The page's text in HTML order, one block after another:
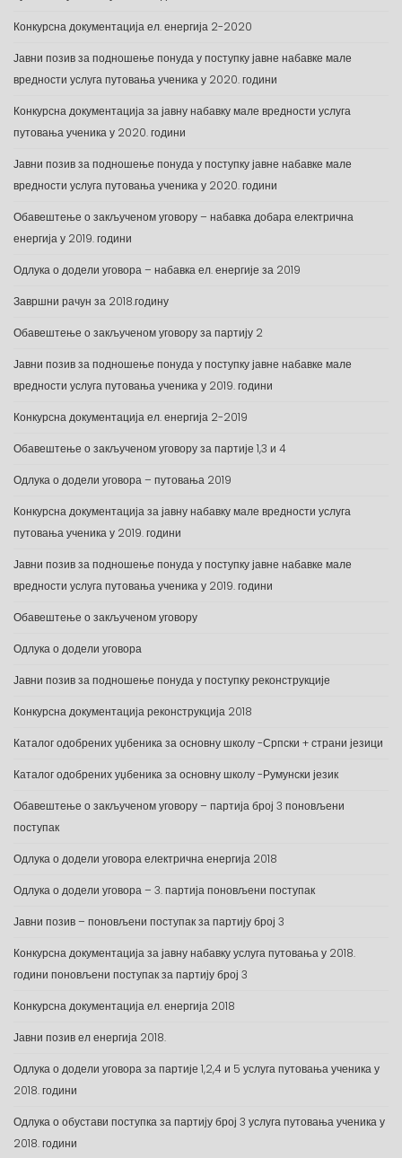
Конкурсна документација ел. енергија 2-2020
Јавни позив за подношење понуда у поступку јавне набавке мале
вредности услуга путовања ученика у 2020. години
Конкурсна документација за јавну набавку мале вредности услуга
путовања ученика у 2020. години
Јавни позив за подношење понуда у поступку јавне набавке мале
вредности услуга путовања ученика у 2020. години
Обавештење о закљученом уговору – набавка добара електрична
енергија у 2019. години
Одлука о додели уговора – набавка ел. енергије за 2019
Завршни рачун за 2018.годину
Обавештење о закљученом уговору за партију 2
Јавни позив за подношење понуда у поступку јавне набавке мале
вредности услуга путовања ученика у 2019. години
Конкурсна документација ел. енергија 2-2019
Обавештење о закљученом уговору за партије 1,3 и 4
Одлука о додели уговора – путовања 2019
Конкурсна документација за јавну набавку мале вредности услуга
путовања ученика у 2019. години
Јавни позив за подношење понуда у поступку јавне набавке мале
вредности услуга путовања ученика у 2019. години
Обавештење о закљученом уговору
Одлука о додели уговора
Јавни позив за подношење понуда у поступку реконструкције
Конкурсна документација реконструкција 2018
Каталог одобрених уџбеника за основну школу -Српски + страни језици
Каталог одобрених уџбеника за основну школу -Румунски језик
Обавештење о закљученом уговору – партија број 3 поновљени
поступак
Одлука о додели уговора електрична енергија 2018
Одлука о додели уговора – 3. партија поновљени поступак
Јавни позив – поновљени поступак за партију број 3
Конкурсна документација за јавну набавку услуга путовања у 2018.
години поновљени поступак за партију број 3
Конкурсна документација ел. енергија 2018
Јавни позив ел енергија 2018.
Одлука о додели уговора за партије 1,2,4 и 5 услуга путовања ученика у
2018. години
Одлука о обустави поступка за партију број 3 услуга путовања ученика у
2018. години